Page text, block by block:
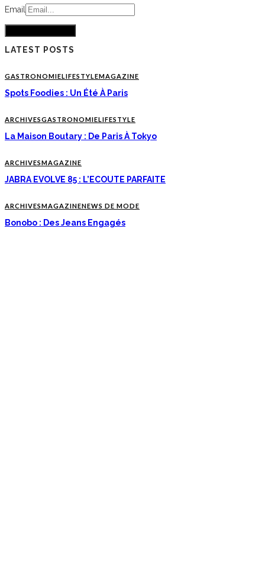
Email
LATEST POSTS
GASTRONOMIELIFESTYLEMAGAZINE
Spots Foodies : Un Été À Paris
ARCHIVESGASTRONOMIELIFESTYLE
La Maison Boutary : De Paris À Tokyo
ARCHIVESMAGAZINE
JABRA EVOLVE 85 : L’ECOUTE PARFAITE
ARCHIVESMAGAZINENEWS DE MODE
Bonobo : Des Jeans Engagés